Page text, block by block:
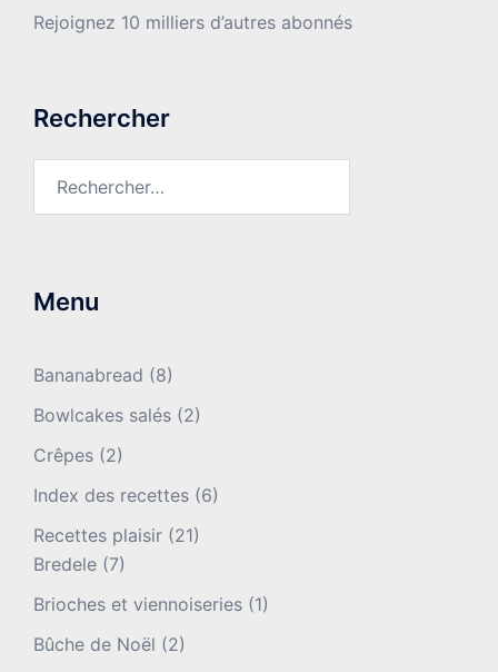
Rejoignez 10 milliers d’autres abonnés
Rechercher
Menu
Bananabread (8)
Bowlcakes salés (2)
Crêpes (2)
Index des recettes (6)
Recettes plaisir (21)
Bredele (7)
Brioches et viennoiseries (1)
Bûche de Noël (2)